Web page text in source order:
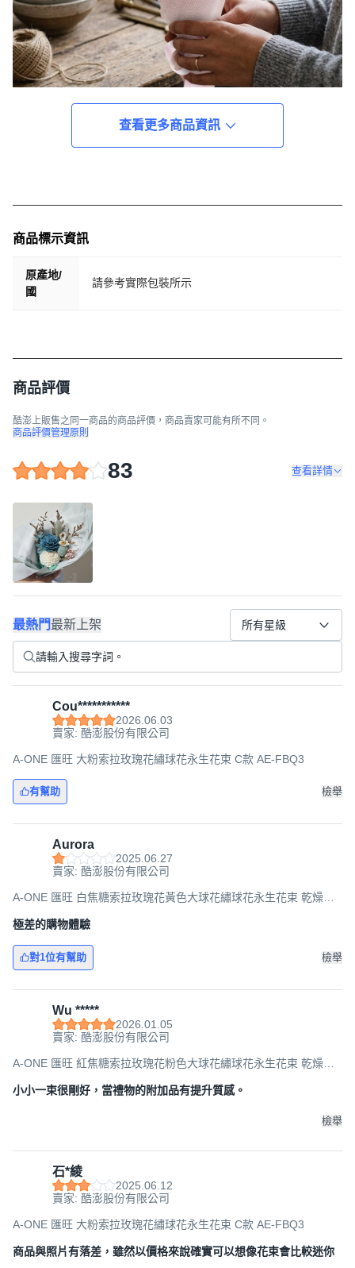
查看更多商品資訊
商品標示資訊
原產地/
國
請參考實際包裝所示
商品評價
酷澎上販售之同一商品的商品評價，商品賣家可能有所不同。
商品評價管理原則
83 查看詳情
最熱門最新上架 所有星級
Cou***********
2026.06.03
賣家: 酷澎股份有限公司
A-ONE 匯旺 大粉索拉玫瑰花繡球花永生花束 C款 AE-FBQ3
有幫助 檢舉
Aurora
2025.06.27
賣家: 酷澎股份有限公司
A-ONE 匯旺 白焦糖索拉玫瑰花黃色大球花繡球花永生花束 乾燥花
極差的購物體驗
對1位有幫助 檢舉
Wu *****
2026.01.05
賣家: 酷澎股份有限公司
A-ONE 匯旺 紅焦糖索拉玫瑰花粉色大球花繡球花永生花束 乾燥花
小小一束很剛好，當禮物的附加品有提升質感。
檢舉
石*綾
2025.06.12
賣家: 酷澎股份有限公司
A-ONE 匯旺 大粉索拉玫瑰花繡球花永生花束 C款 AE-FBQ3
商品與照片有落差，雖然以價格來說確實可以想像花束會比較迷你